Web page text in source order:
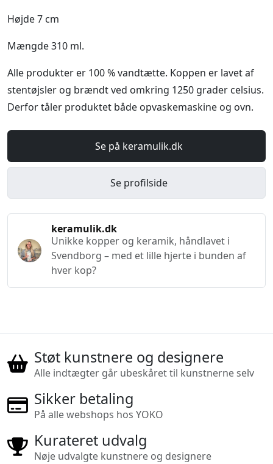
Højde 7 cm
Mængde 310 ml.
Alle produkter er 100 % vandtætte. Koppen er lavet af
stentøjsler og brændt ved omkring 1250 grader celsius.
Derfor tåler produktet både opvaskemaskine og ovn.
Se på keramulik.dk
Se profilside
keramulik.dk
Unikke kopper og keramik, håndlavet i
Svendborg – med et lille hjerte i bunden af
hver kop?
Støt kunstnere og designere
Alle indtægter går ubeskåret til kunstnerne selv
Sikker betaling
På alle webshops hos YOKO
Kurateret udvalg
Nøje udvalgte kunstnere og designere